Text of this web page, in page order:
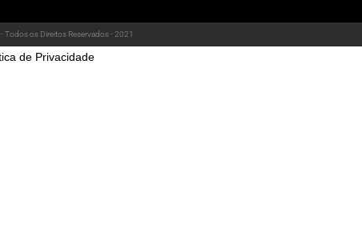
Todos os Direitos Reservados - 2021
de Privacidade